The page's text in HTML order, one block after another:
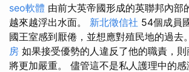
seo軟體 由前大英帝國形成的英聯邦內部
越來越浮出水面。 新北徵信社 54個成員
國王室感到厭倦，並想應對殖民地的過去
房 如果接受優勢的人違反了他的職責，
將更加嚴重。 儘管這不是私人護理中的